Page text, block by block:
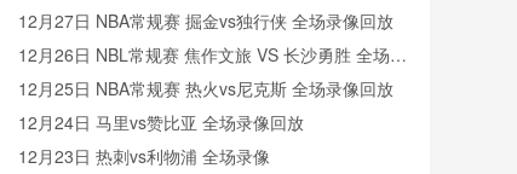
12月27日 NBA常规赛 掘金vs独行侠 全场录像回放
12月26日 NBL常规赛 焦作文旅 VS 长沙勇胜 全场录
像
12月25日 NBA常规赛 热火vs尼克斯 全场录像回放
12月24日 马里vs赞比亚 全场录像回放
12月23日 热刺vs利物浦 全场录像